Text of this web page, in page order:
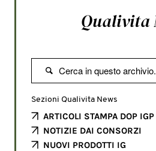
Qualivita

Sezioni Qualivita News
ARTICOLI STAMPA DOP IGP
NOTIZIE DAI CONSORZI
NUOVI PRODOTTI IG